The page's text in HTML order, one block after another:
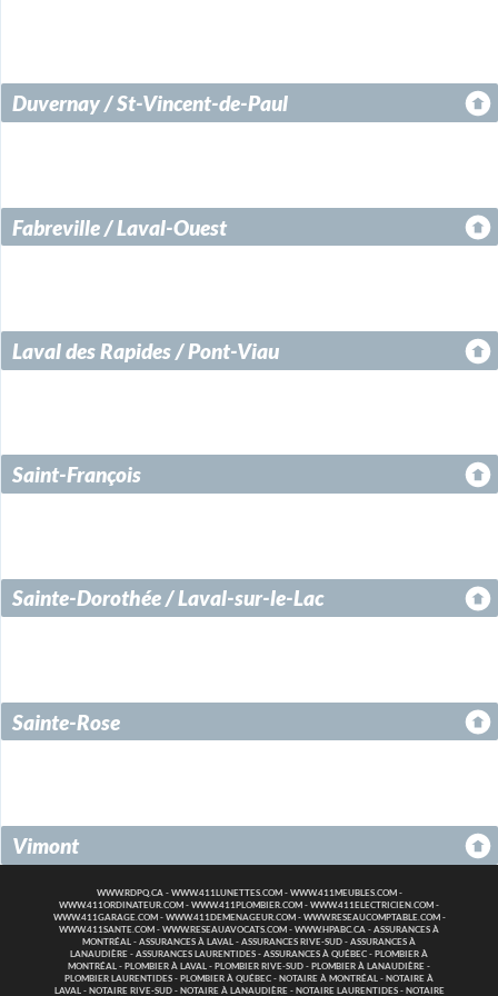
Duvernay / St-Vincent-de-Paul
Fabreville / Laval-Ouest
Laval des Rapides / Pont-Viau
Saint-François
Sainte-Dorothée / Laval-sur-le-Lac
Sainte-Rose
Vimont
WWW.RDPQ.CA - WWW.411LUNETTES.COM - WWW.411MEUBLES.COM -
WWW.411ORDINATEUR.COM - WWW.411PLOMBIER.COM - WWW.411ELECTRICIEN.COM -
WWW.411GARAGE.COM - WWW.411DEMENAGEUR.COM - WWW.RESEAUCOMPTABLE.COM -
WWW.411SANTE.COM - WWW.RESEAUAVOCATS.COM - WWW.HPABC.CA - ASSURANCES À
MONTRÉAL
- ASSURANCES À LAVAL - ASSURANCES RIVE-SUD - ASSURANCES À
LANAUDIÈRE - ASSURANCES LAURENTIDES - ASSURANCES À QUÉBEC - PLOMBIER À
MONTRÉAL
- PLOMBIER À LAVAL - PLOMBIER RIVE-SUD - PLOMBIER À LANAUDIÈRE -
PLOMBIER LAURENTIDES - PLOMBIER À QUÉBEC - NOTAIRE À MONTRÉAL - NOTAIRE À
LAVAL
- NOTAIRE RIVE-SUD- NOTAIRE À LANAUDIÈRE- NOTAIRE LAURENTIDES- NOTAIRE